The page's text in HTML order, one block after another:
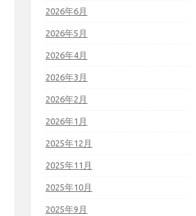
2026年6月
2026年5月
2026年4月
2026年3月
2026年2月
2026年1月
2025年12月
2025年11月
2025年10月
2025年9月